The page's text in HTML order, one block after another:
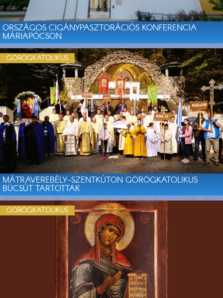
ORSZÁGOS CIGÁNYPASZTORÁCIÓS KONFERENCIA
MÁRIAPÓCSON
MÁTRAVEREBÉLY-SZENTKÚTON GÖRÖGKATOLIKUS
BÚCSÚT TARTOTTAK
GÖRÖGKATOLIKUS
GÖRÖGKATOLIKUS